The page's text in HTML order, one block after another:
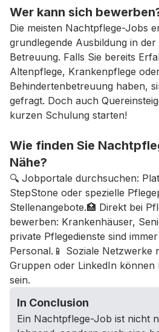
Wer kann sich
Die meisten Nachtpflege-Jobs
grundlegende Ausbildung in
Betreuung. Falls Sie bereits
Altenpflege, Krankenpflege
Behindertenbetreuung haben,
gefragt. Doch auch
kurzen Schulung starten!
Wie finden Sie
Nähe?
🔍 Jobportale durchsuchen:
StepStone oder spezielle
Stellenangebote.🏥 Direkt bei
bewerben: Krankenhäuser,
private Pflegedienste sind
Personal.📱 Soziale Netzwerke
Gruppen oder LinkedIn können
sein.
In Conclusion
Ein Nachtpflege-Job ist nicht